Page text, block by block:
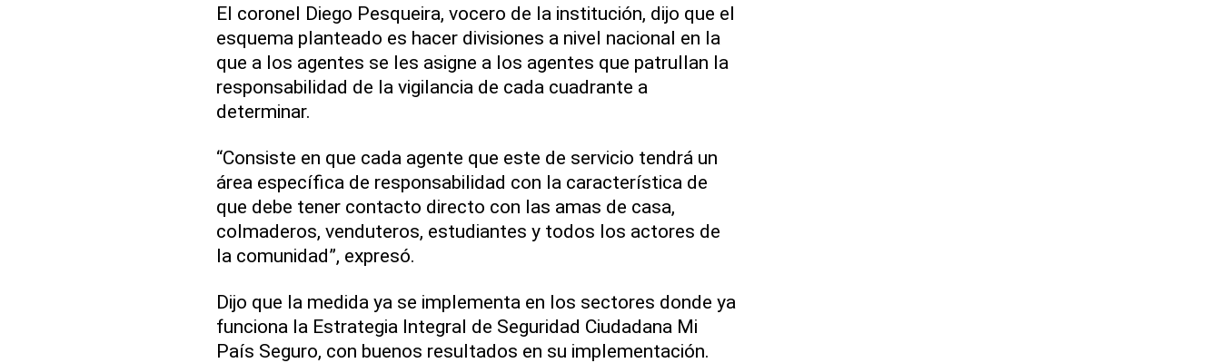
El coronel Diego Pesqueira, vocero de la institución, dijo que el
esquema planteado es hacer divisiones a nivel nacional en la
que a los agentes se les asigne a los agentes que patrullan la
responsabilidad de la vigilancia de cada cuadrante a
determinar.
“Consiste en que cada agente que este de servicio tendrá un
área específica de responsabilidad con la característica de
que debe tener contacto directo con las amas de casa,
colmaderos, venduteros, estudiantes y todos los actores de
la comunidad”, expresó.
Dijo que la medida ya se implementa en los sectores donde ya
funciona la Estrategia Integral de Seguridad Ciudadana Mi
País Seguro, con buenos resultados en su implementación.